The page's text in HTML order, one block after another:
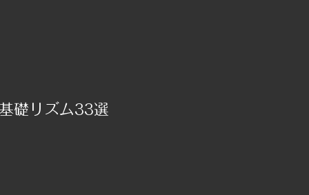
礎リズム33選